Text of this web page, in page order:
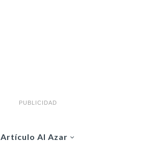
PUBLICIDAD
Artículo Al Azar